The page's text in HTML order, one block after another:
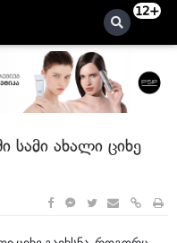
12+
ახალი ციხე